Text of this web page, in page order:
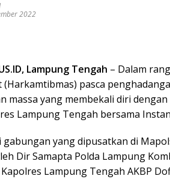
2022
Lampung Tengah – Dalam
(Harkamtibmas) pasca
massa yang membekali diri
Lampung Tengah bersama
yang dipusatkan di
Dir Samapta Polda Lampung
Lampung Tengah AKBP